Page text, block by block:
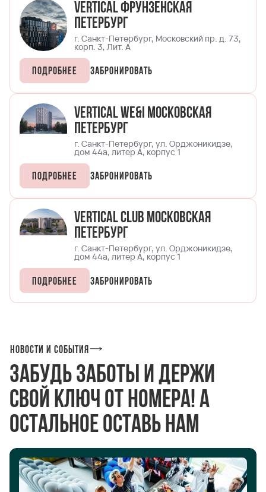
Vertical Фрунзенская
Петербург
г. Санкт-Петербург, Московский пр. д. 73,
корп. 3, Лит. А
Подробнее Забронировать
Vertical We&I Московская
Петербург
г. Санкт-Петербург, ул. Орджоникидзе,
дом 44а, литер А, корпус 1
Подробнее Забронировать
Vertical Club Московская
Петербург
г. Санкт-Петербург, ул. Орджоникидзе,
дом 44а, литер А, корпус 1
Подробнее Забронировать
Новости и события
Забудь заботы и держи
свой ключ от номера! а
остальное оставь нам